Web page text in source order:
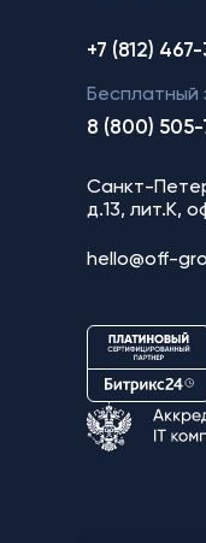
+7 (812)
Бесплатный
8 (800) 505-
Санкт-
д.13, лит.К,
hello@off-